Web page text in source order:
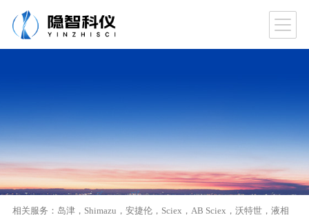
相关服务： 岛津， Shimazu ， 安捷伦， Sciex ， AB Sciex ， 沃特世， 液相